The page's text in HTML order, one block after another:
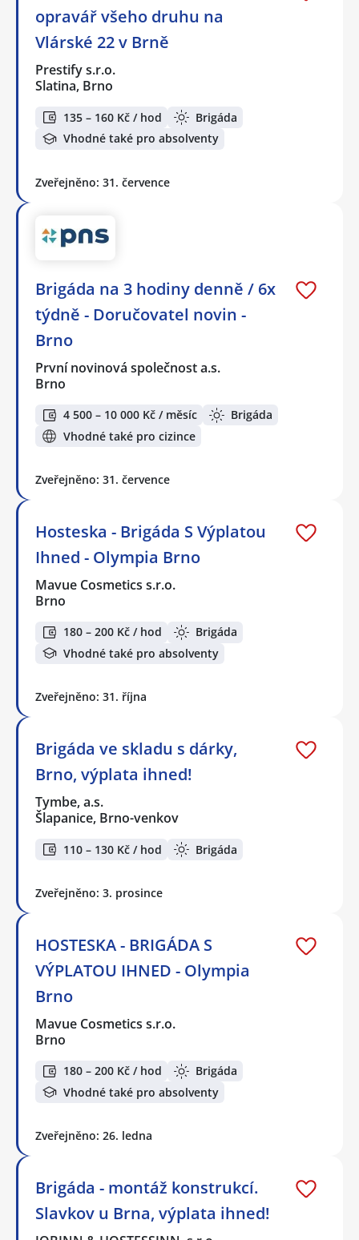
opravář všeho druhu na
Vlárské 22 v Brně
Prestify s.r.o.
Slatina, Brno
135 – 160 Kč / hod
Brigáda
Vhodné také pro absolventy
Zveřejněno: 31. července
Brigáda na 3 hodiny denně / 6x
týdně - Doručovatel novin -
Brno
První novinová společnost a.s.
Brno
4 500 – 10 000 Kč / měsíc
Brigáda
Vhodné také pro cizince
Zveřejněno: 31. července
Hosteska - Brigáda S Výplatou
Ihned - Olympia Brno
Mavue Cosmetics s.r.o.
Brno
180 – 200 Kč / hod
Brigáda
Vhodné také pro absolventy
Zveřejněno: 31. října
Brigáda ve skladu s dárky,
Brno, výplata ihned!
Tymbe, a.s.
Šlapanice, Brno-venkov
110 – 130 Kč / hod Brigáda
Zveřejněno: 3. prosince
HOSTESKA - BRIGÁDA S
VÝPLATOU IHNED - Olympia
Brno
Mavue Cosmetics s.r.o.
Brno
180 – 200 Kč / hod
Brigáda
Vhodné také pro absolventy
Zveřejněno: 26. ledna
Brigáda - montáž konstrukcí.
Slavkov u Brna, výplata ihned!